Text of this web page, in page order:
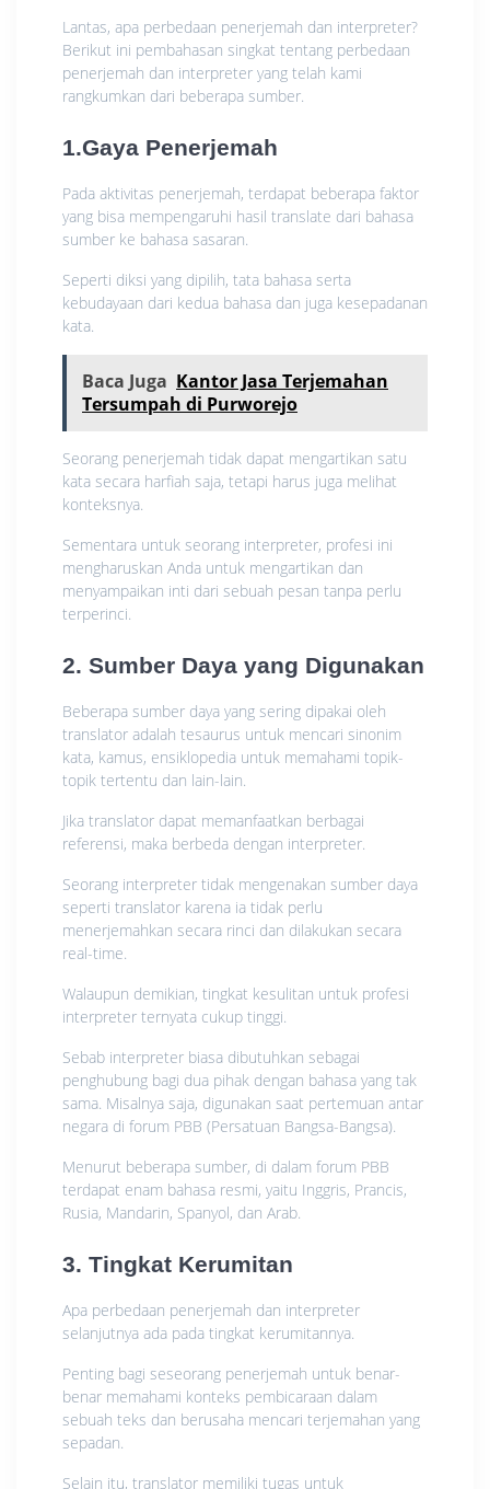
Lantas, apa perbedaan penerjemah dan interpreter?
Berikut ini pembahasan singkat tentang perbedaan
penerjemah dan interpreter yang telah kami
rangkumkan dari beberapa sumber.
1.Gaya Penerjemah
Pada aktivitas penerjemah, terdapat beberapa faktor
yang bisa mempengaruhi hasil translate dari bahasa
sumber ke bahasa sasaran.
Seperti diksi yang dipilih, tata bahasa serta
kebudayaan dari kedua bahasa dan juga kesepadanan
kata.
Baca Juga Kantor Jasa Terjemahan
Tersumpah di Purworejo
Seorang penerjemah tidak dapat mengartikan satu
kata secara harfiah saja, tetapi harus juga melihat
konteksnya.
Sementara untuk seorang interpreter, profesi ini
mengharuskan Anda untuk mengartikan dan
menyampaikan inti dari sebuah pesan tanpa perlu
terperinci.
2. Sumber Daya yang Digunakan
Beberapa sumber daya yang sering dipakai oleh
translator adalah tesaurus untuk mencari sinonim
kata, kamus, ensiklopedia untuk memahami topik-
topik tertentu dan lain-lain.
Jika translator dapat memanfaatkan berbagai
referensi, maka berbeda dengan interpreter.
Seorang interpreter tidak mengenakan sumber daya
seperti translator karena ia tidak perlu
menerjemahkan secara rinci dan dilakukan secara
real-time.
Walaupun demikian, tingkat kesulitan untuk profesi
interpreter ternyata cukup tinggi.
Sebab interpreter biasa dibutuhkan sebagai
penghubung bagi dua pihak dengan bahasa yang tak
sama. Misalnya saja, digunakan saat pertemuan antar
negara di forum PBB (Persatuan Bangsa-Bangsa).
Menurut beberapa sumber, di dalam forum PBB
terdapat enam bahasa resmi, yaitu Inggris, Prancis,
Rusia, Mandarin, Spanyol, dan Arab.
3. Tingkat Kerumitan
Apa perbedaan penerjemah dan interpreter
selanjutnya ada pada tingkat kerumitannya.
Penting bagi seseorang penerjemah untuk benar-
benar memahami konteks pembicaraan dalam
sebuah teks dan berusaha mencari terjemahan yang
sepadan.
Selain itu, translator memiliki tugas untuk